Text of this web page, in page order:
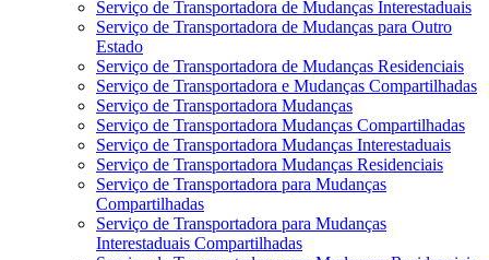
Serviço de Transportadora de Mudanças Interestaduais
Serviço de Transportadora de Mudanças para Outro
Estado
Serviço de Transportadora de Mudanças Residenciais
Serviço de Transportadora e Mudanças Compartilhadas
Serviço de Transportadora Mudanças
Serviço de Transportadora Mudanças Compartilhadas
Serviço de Transportadora Mudanças Interestaduais
Serviço de Transportadora Mudanças Residenciais
Serviço de Transportadora para Mudanças
Compartilhadas
Serviço de Transportadora para Mudanças
Interestaduais Compartilhadas